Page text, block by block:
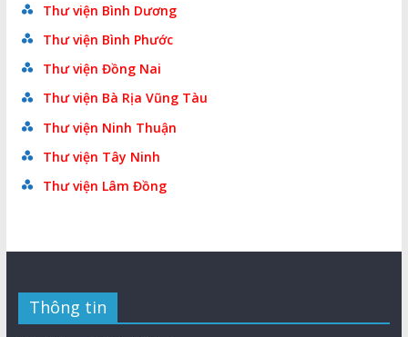
Thư viện Bình Dương
Thư viện Bình Phước
Thư viện Đồng Nai
Thư viện Bà Rịa Vũng Tàu
Thư viện Ninh Thuận
Thư viện Tây Ninh
Thư viện Lâm Đồng
Thông tin